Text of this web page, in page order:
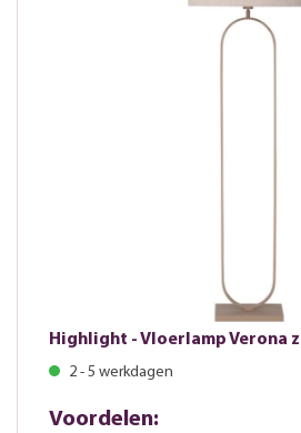
Highlight - Vloerlamp Verona
2 - 5 werkdagen
Voordelen: